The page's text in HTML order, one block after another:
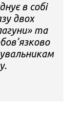
в собі
двох
та